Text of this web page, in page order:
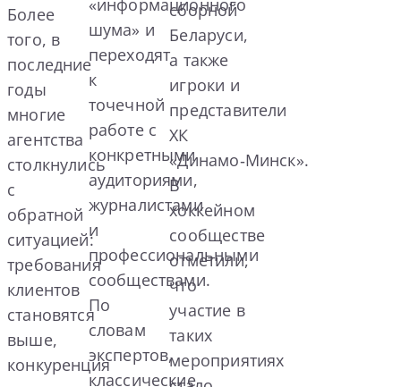
Более
того, в
последние
годы
многие
агентства
столкнулись
с
обратной
ситуацией:
требования
клиентов
становятся
выше,
конкуренция
«информационного
шума» и
переходят
к
точечной
работе с
конкретными
аудиториями,
журналистами
и
профессиональными
сообществами.
По
словам
экспертов,
классические
сборной
Беларуси,
а также
игроки и
представители
ХК
«Динамо‑Минск».
В
хоккейном
сообществе
отметили,
что
участие в
таких
мероприятиях